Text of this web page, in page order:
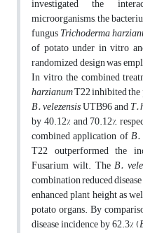
investigated the
microorganisms, the
fungusTrichoderma
of potato under in vitro
randomized design was
In vitro, the combined
harzianumT22 inhibited the
B. velezensisUTB96 andT.
by 40.12% and 70.12%,
combined application ofB.
T22 outperformed the
Fusarium wilt. TheB.
combination reduced
enhanced plant height as
potato organs. By
disease incidence by 62.3% (